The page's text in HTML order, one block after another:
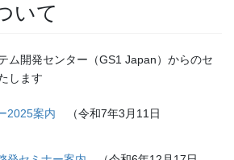
いて
ム開発センター（GS1 Japan）からのセ
します
2025案内 （令和7年3月11日